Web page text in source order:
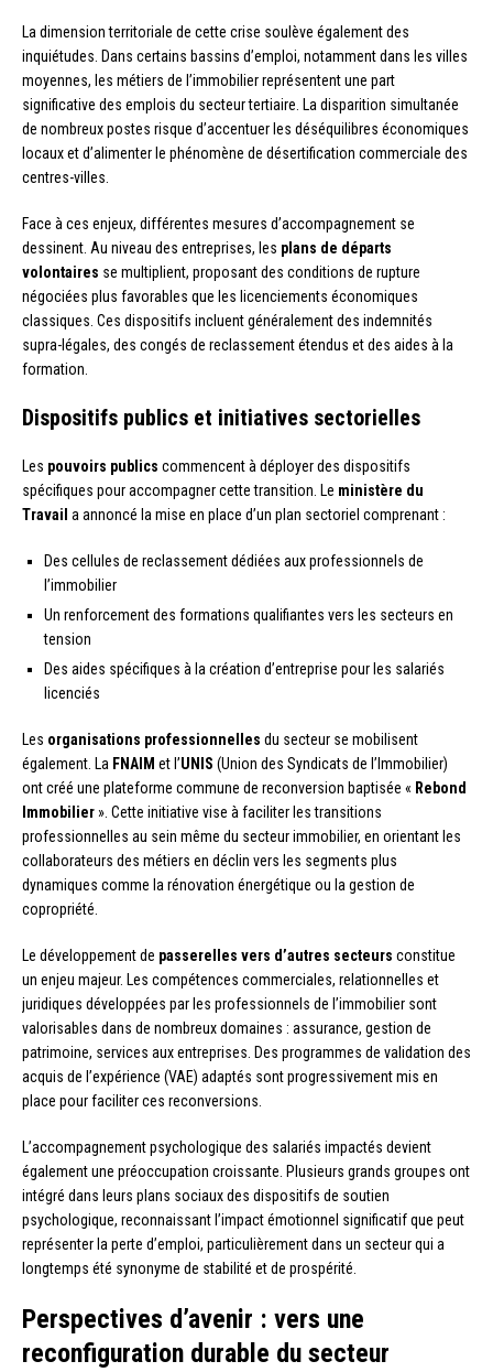
La dimension territoriale de cette crise soulève également des
inquiétudes. Dans certains bassins d’emploi, notamment dans les villes
moyennes, les métiers de l’immobilier représentent une part
significative des emplois du secteur tertiaire. La disparition simultanée
de nombreux postes risque d’accentuer les déséquilibres économiques
locaux et d’alimenter le phénomène de désertification commerciale des
centres-villes.
Face à ces enjeux, différentes mesures d’accompagnement se
dessinent. Au niveau des entreprises, les plans de départs
volontaires se multiplient, proposant des conditions de rupture
négociées plus favorables que les licenciements économiques
classiques. Ces dispositifs incluent généralement des indemnités
supra-légales, des congés de reclassement étendus et des aides à la
formation.
Dispositifs publics et initiatives sectorielles
Les pouvoirs publics commencent à déployer des dispositifs
spécifiques pour accompagner cette transition. Le ministère du
Travail a annoncé la mise en place d’un plan sectoriel comprenant :
Des cellules de reclassement dédiées aux professionnels de
l’immobilier
Un renforcement des formations qualifiantes vers les secteurs en
tension
Des aides spécifiques à la création d’entreprise pour les salariés
licenciés
Les organisations professionnelles du secteur se mobilisent
également. La FNAIM et l’UNIS (Union des Syndicats de l’Immobilier)
ont créé une plateforme commune de reconversion baptisée « Rebond
Immobilier». Cette initiative vise à faciliter les transitions
professionnelles au sein même du secteur immobilier, en orientant les
collaborateurs des métiers en déclin vers les segments plus
dynamiques comme la rénovation énergétique ou la gestion de
copropriété.
Le développement de passerelles vers d’autres secteurs constitue
un enjeu majeur. Les compétences commerciales, relationnelles et
juridiques développées par les professionnels de l’immobilier sont
valorisables dans de nombreux domaines : assurance, gestion de
patrimoine, services aux entreprises. Des programmes de validation des
acquis de l’expérience (VAE) adaptés sont progressivement mis en
place pour faciliter ces reconversions.
L’accompagnement psychologique des salariés impactés devient
également une préoccupation croissante. Plusieurs grands groupes ont
intégré dans leurs plans sociaux des dispositifs de soutien
psychologique, reconnaissant l’impact émotionnel significatif que peut
représenter la perte d’emploi, particulièrement dans un secteur qui a
longtemps été synonyme de stabilité et de prospérité.
Perspectives d’avenir : vers une
reconfiguration durable du secteur